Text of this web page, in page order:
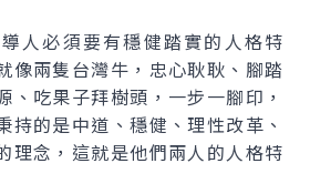
必須要有穩健踏實的人格特
像兩隻台灣牛，忠心耿耿、腳踏
、吃果子拜樹頭，一步一腳印，
持的是中道、穩健、理性改革、
理念，這就是他們兩人的人格特